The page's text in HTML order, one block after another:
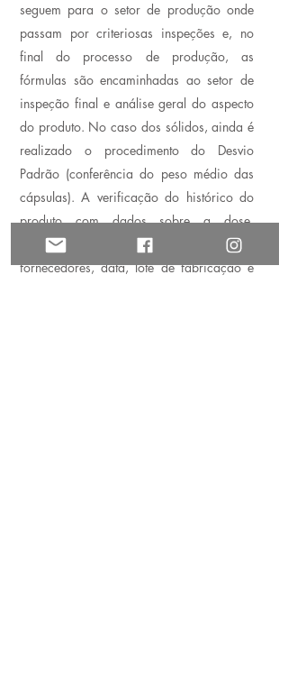
seguem para o setor de produção onde
passam por criteriosas inspeções e, no
final do processo de produção, as
fórmulas são encaminhadas ao setor de
inspeção final e análise geral do aspecto
do produto. No caso dos sólidos, ainda é
realizado o procedimento do Desvio
Padrão (conferência do peso médio das
cápsulas). A verificação do histórico do
produto com dados sobre a dose,
informações sobre a manipulação,
fornecedores, data, lote de fabricação e